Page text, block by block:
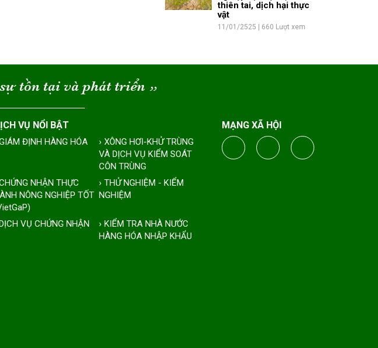
thiên tai, dịch hại thực
vật
11/01/2525 | 660 Lượt xem
tồn tại và phát triển “
VỤ NỔI BẬT
VỤ CHỨNG NHẬN
› KIỂM TRA NHÀ NƯỚC
HÀNG HÓA NHẬP KHẨU
NHẬN THỰC
NÔNG NGHIỆP TỐT
› THỬ NGHIỆM - KIỂM
NGHIỆM
ĐỊNH HÀNG HÓA
› XÔNG HƠI-KHỬ TRÙNG
VÀ DỊCH VỤ KIỂM SOÁT
CÔN TRÙNG
MẠNG XÃ HỘI